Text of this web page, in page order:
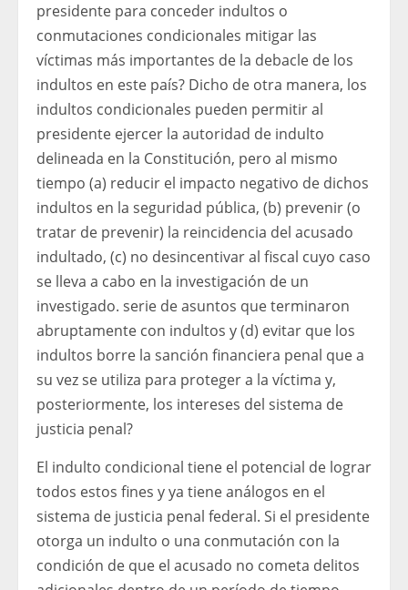
presidente para conceder indultos o
conmutaciones condicionales mitigar las
víctimas más importantes de la debacle de los
indultos en este país? Dicho de otra manera, los
indultos condicionales pueden permitir al
presidente ejercer la autoridad de indulto
delineada en la Constitución, pero al mismo
tiempo (a) reducir el impacto negativo de dichos
indultos en la seguridad pública, (b) prevenir (o
tratar de prevenir) la reincidencia del acusado
indultado, (c) no desincentivar al fiscal cuyo caso
se lleva a cabo en la investigación de un
investigado. serie de asuntos que terminaron
abruptamente con indultos y (d) evitar que los
indultos borre la sanción financiera penal que a
su vez se utiliza para proteger a la víctima y,
posteriormente, los intereses del sistema de
justicia penal?
El indulto condicional tiene el potencial de lograr
todos estos fines y ya tiene análogos en el
sistema de justicia penal federal. Si el presidente
otorga un indulto o una conmutación con la
condición de que el acusado no cometa delitos